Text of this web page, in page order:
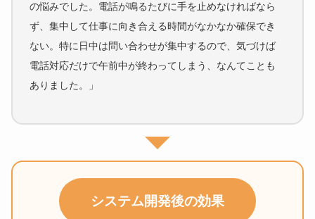
の悩みでした。電話が鳴るたびに手を止めなければなら
ず、集中して仕事に向き合える時間がなかなか確保でき
ない。特に日中は問い合わせが集中するので、気づけば
電話対応だけで午前中が終わってしまう、なんてことも
ありました。」
システム開発後の効果